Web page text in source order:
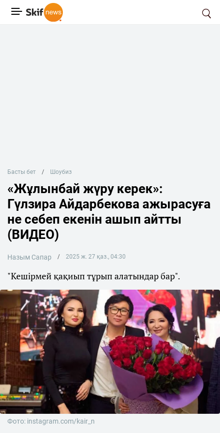
Басты бет Шоубиз
«Жұлынбай жүру керек»:
Гүлзира Айдарбекова ажырасуға
не себеп екенін ашып айтты
(ВИДЕО)
Назым Сапар 2025 ж. 27 қаз., 04:30
"Кешірмей қақиып тұрып алатындар бар".
Фото: instagram.com/kair_n